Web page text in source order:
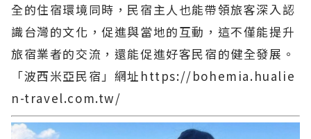
全的住宿環境同時，民宿主人也能帶領旅客深入認
識台灣的文化，促進與當地的互動，這不僅能提升
旅宿業者的交流，還能促進好客民宿的健全發展。
「波西米亞民宿」網址https://bohemia.hualie
n-travel.com.tw/